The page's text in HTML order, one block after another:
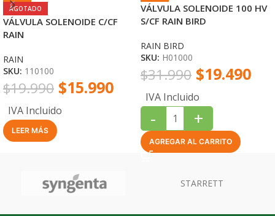
AGOTADO
VÁLVULA SOLENOIDE C/CF
RAIN
RAIN
SKU: 110100
$19.990 $15.990
IVA Incluido
LEER MÁS
VÁLVULA SOLENOIDE 100 HV
S/CF RAIN BIRD
RAIN BIRD
SKU: H01000
$31.990 $19.490
IVA Incluido
- +
AGREGAR AL CARRITO